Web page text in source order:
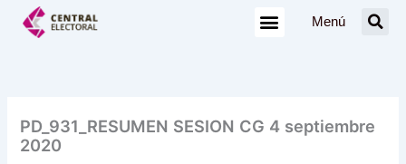
Menú
PD_931_RESUMEN SESION CG 4 septiembre
2020